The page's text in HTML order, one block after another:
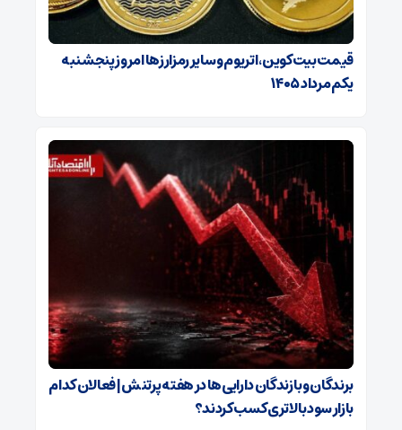
قیمت بیت‌کوین، اتریوم و سایر رمزارزها امروز پنجشنبه
یکم مرداد ۱۴۰۵
برندگان و بازندگان دارایی‌ها در هفته پرتنش | فعالان کدام
بازار سود بالاتری کسب کردند؟